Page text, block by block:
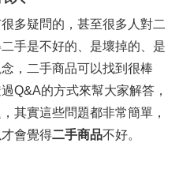
多疑問的，甚至很多人對二
手是不好的、是壞掉的、是
，二手商品可以找到很棒
Q&A的方式來幫大家解答，
，其實這些問題都非常簡單，
會覺得二手商品不好。